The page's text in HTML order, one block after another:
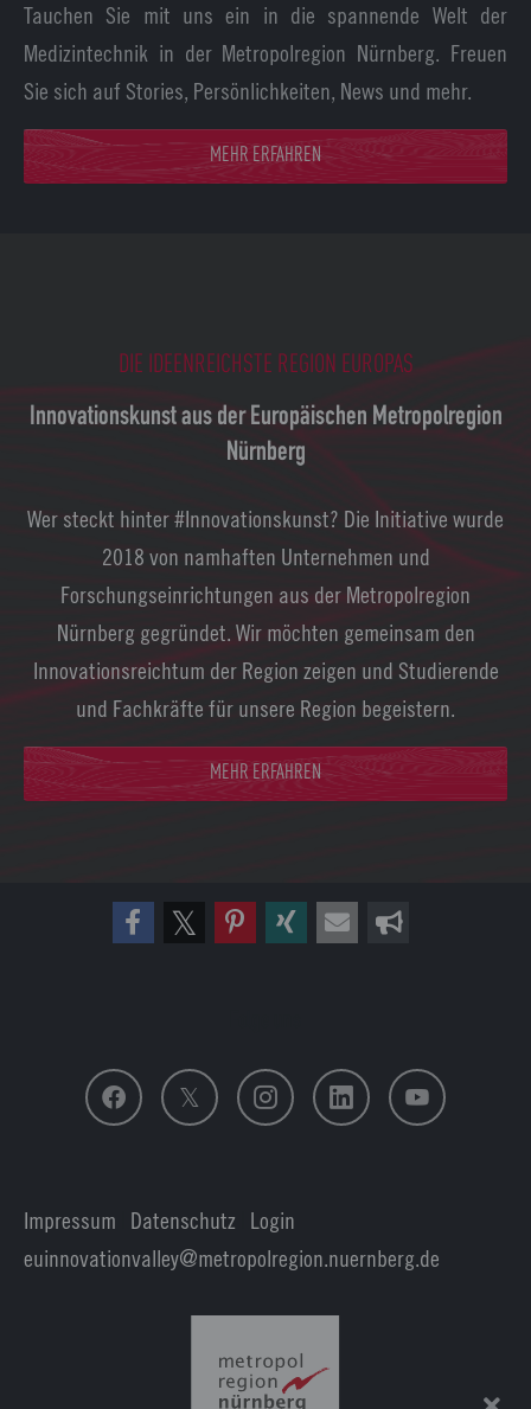
Tauchen Sie mit uns ein in die spannende Welt der
Medizintechnik in der Metropolregion Nürnberg. Freuen
Sie sich auf Stories, Persönlichkeiten, News und mehr.
MEHR ERFAHREN
Innovationskunst aus der Europäischen Metropolregion
Nürnberg
DIE IDEENREICHSTE REGION EUROPAS
Wer steckt hinter #Innovationskunst? Die Initiative wurde
2018 von namhaften Unternehmen und
Forschungseinrichtungen aus der Metropolregion
Nürnberg gegründet. Wir möchten gemeinsam den
Innovationsreichtum der Region zeigen und Studierende
und Fachkräfte für unsere Region begeistern.
MEHR ERFAHREN
Impressum Datenschutz
Login
euinnovationvalley@metropolregion.nuernberg.de